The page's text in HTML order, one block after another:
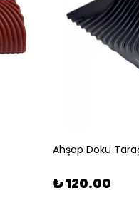
Ahşap Doku
₺ 120.00